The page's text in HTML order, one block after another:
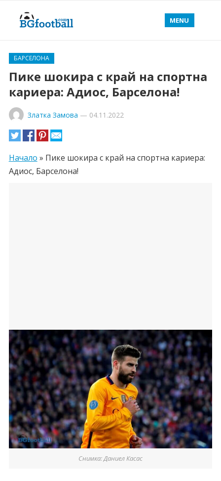
MENU
БАРСЕЛОНА
Пике шокира с край на спортна
кариера: Адиос, Барселона!
Златка Замова — 04.11.2022
Начало » Пике шокира с край на спортна кариера:
Адиос, Барселона!
Снимка: Даниел Касас